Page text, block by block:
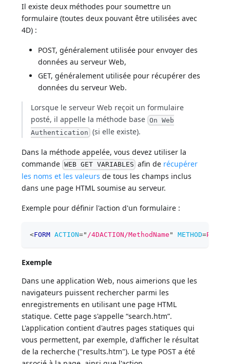
Il existe deux méthodes pour soumettre un
formulaire (toutes deux pouvant être utilisées avec
4D) :
POST, généralement utilisée pour envoyer des
données au serveur Web,
GET, généralement utilisée pour récupérer des
données du serveur Web.
Lorsque le serveur Web reçoit un formulaire
posté, il appelle la méthode base On Web
Authentication (si elle existe).
Dans la méthode appelée, vous devez utiliser la
commande WEB GET VARIABLES afin de récupérer
les noms et les valeurs de tous les champs inclus
dans une page HTML soumise au serveur.
Exemple pour définir l'action d'un formulaire :
<FORM ACTION=" /4DACTION/MethodName " METHOD=POST
Exemple
Dans une application Web, nous aimerions que les
navigateurs puissent rechercher parmi les
enregistrements en utilisant une page HTML
statique. Cette page s'appelle “search.htm”.
L'application contient d'autres pages statiques qui
vous permettent, par exemple, d'afficher le résultat
de la recherche ("results.htm"). Le type POST a été